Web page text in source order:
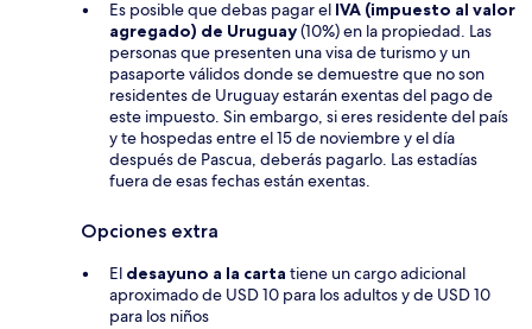
Es posible que debas pagar el IVA (impuesto al valor
agregado) de Uruguay(10%) en la propiedad. Las
personas que presenten una visa de turismo y un
pasaporte válidos donde se demuestre que no son
residentes de Uruguay estarán exentas del pago de
este impuesto. Sin embargo, si eres residente del país
y te hospedas entre el 15 de noviembre y el día
después de Pascua, deberás pagarlo. Las estadías
fuera de esas fechas están exentas.
Opciones extra
El desayuno a la carta tiene un cargo adicional
aproximado de USD 10 para los adultos y de USD 10
para los niños